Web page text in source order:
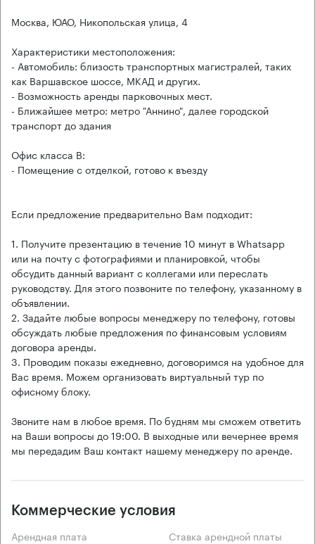
Москва, ЮАО, Никопольская улица, 4
Характеристики местоположения:
- Автомобиль: близость транспортных магистралей, таких
как Варшавское шоссе, МКАД и других.
- Возможность аренды парковочных мест.
- Ближайшее метро: метро "Аннино", далее городской
транспорт до здания
Офис класса B:
- Помещение с отделкой, готово к въезду
Если предложение предварительно Вам подходит:
1. Получите презентацию в течение 10 минут в Whatsapp
или на почту с фотографиями и планировкой, чтобы
обсудить данный вариант с коллегами или переслать
руководству. Для этого позвоните по телефону, указанному в
объявлении.
2. Задайте любые вопросы менеджеру по телефону, готовы
обсуждать любые предложения по финансовым условиям
договора аренды.
3. Проводим показы ежедневно, договоримся на удобное для
Вас время. Можем организовать виртуальный тур по
офисному блоку.
Звоните нам в любое время. По будням мы сможем ответить
на Ваши вопросы до 19:00. В выходные или вечернее время
мы передадим Ваш контакт нашему менеджеру по аренде.
Коммерческие условия
Арендная плата Ставка арендной платы